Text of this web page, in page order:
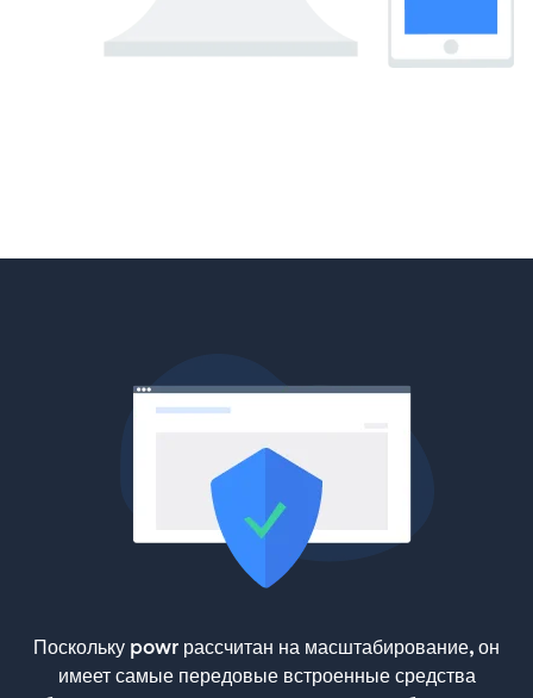
Поскольку powr рассчитан на масштабирование, он
имеет самые передовые встроенные средства